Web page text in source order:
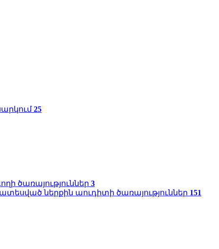
25
ծառայություններ 3
ներքին աուդիտի ծառայություններ 151